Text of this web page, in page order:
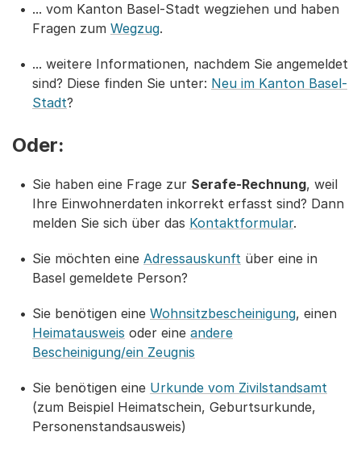
... vom Kanton Basel-Stadt wegziehen und haben
Fragen zum Wegzug.
... weitere Informationen, nachdem Sie angemeldet
sind? Diese finden Sie unter: Neu im Kanton Basel-
Stadt?
Oder:
Sie haben eine Frage zur Serafe-Rechnung, weil
Ihre Einwohnerdaten inkorrekt erfasst sind? Dann
melden Sie sich über das Kontaktformular.
Sie möchten eine Adressauskunft über eine in
Basel gemeldete Person?
Sie benötigen eine Wohnsitzbescheinigung, einen
Heimatausweis oder eine andere
Bescheinigung/ein Zeugnis
Sie benötigen eine Urkunde vom Zivilstandsamt
(zum Beispiel Heimatschein, Geburtsurkunde,
Personenstandsausweis)